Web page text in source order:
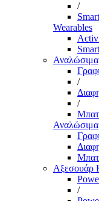
/
Wearables
Αναλώσιμα
/
/
Αναλώσιμα
Αξεσουάρ
/